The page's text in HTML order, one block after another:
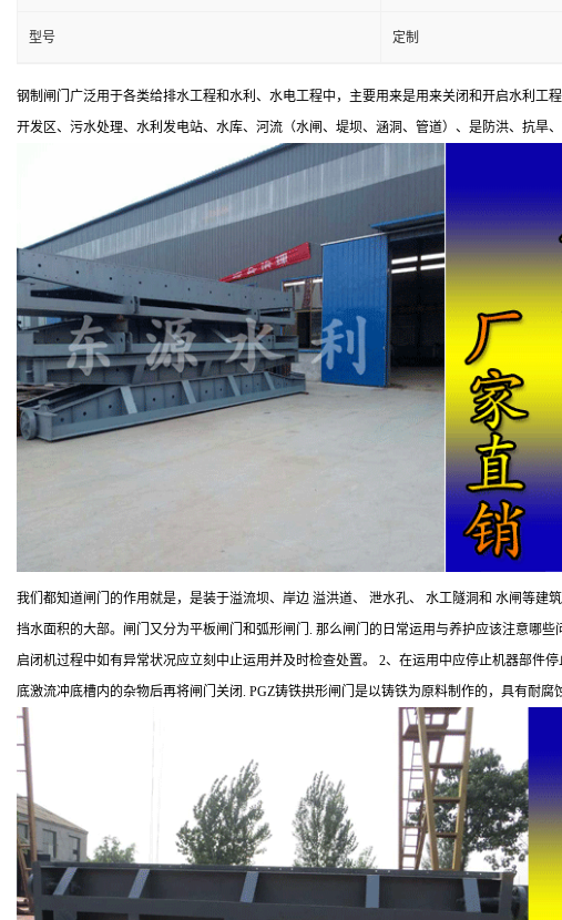
型号 定制
钢制闸门广泛用于各类给排水工程和水利、水电工程中，主要用来是用来关闭和开启水利
开发区、污水处理、水利发电站、水库、河流（水闸、堤坝、涵洞、管道）、是防洪、抗旱
我们都知道闸门的作用就是，是装于溢流坝、岸边 溢洪道、 泄水孔、 水工隧洞和 水闸等
挡水面积的大部。闸门又分为平板闸门和弧形闸门. 那么闸门的日常运用与养护应该注意哪
启闭机过程中如有异常状况应立刻中止运用并及时检查处置。 2、在运用中应停止机器部件
底激流冲底槽内的杂物后再将闸门关闭. PGZ铸铁拱形闸门是以铸铁为原料制作的，具有耐腐